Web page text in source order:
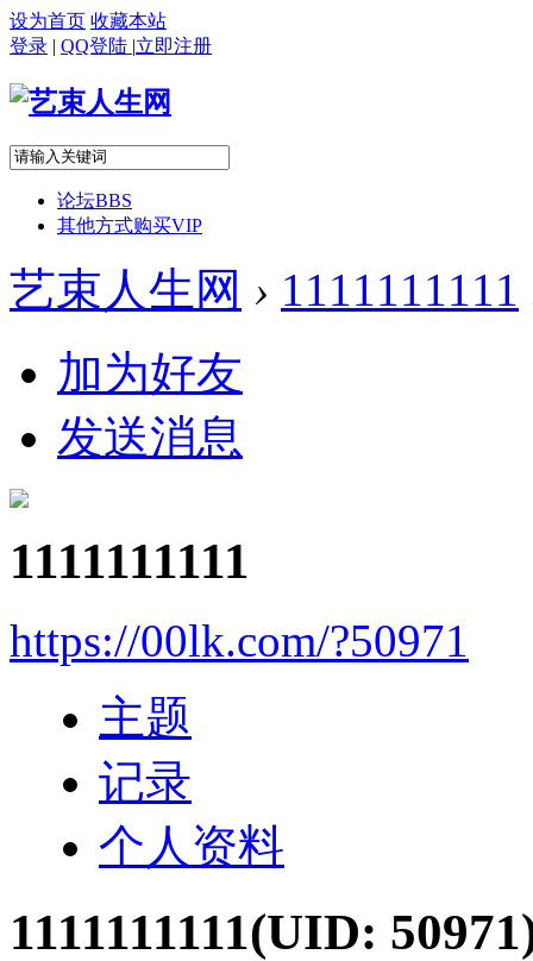
设为首页 收藏本站
登录 | QQ登陆 |立即注册
论坛BBS
其他方式购买VIP
艺束人生网 › 1111111111
加为好友
发送消息
1111111111
https://00lk.com/?50971
主题
记录
个人资料
1111111111(UID: